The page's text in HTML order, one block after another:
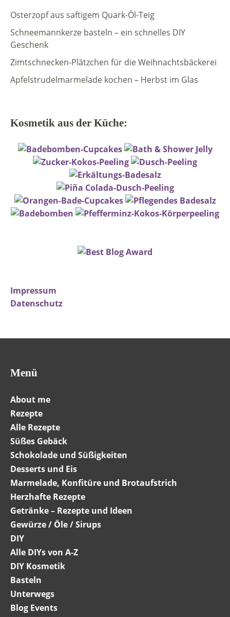
Osterzopf aus saftigem Quark-Öl-Teig
Schneemannkerze basteln – ein schnelles DIY
Geschenk
Zimtschnecken-Plätzchen für die Weihnachtsbäckerei
Apfelstrudelmarmelade kochen – Herbst im Glas
Kosmetik aus der Küche:
Impressum
Datenschutz
Menü
About me
Rezepte
Alle Rezepte
Süßes Gebäck
Schokolade und Süßigkeiten
Desserts und Eis
Marmelade, Konfitüre und Brotaufstrich
Herzhafte Rezepte
Getränke – Rezepte und Ideen
Gewürze / Öle / Sirups
DIY
Alle DIYs von A-Z
DIY Kosmetik
Basteln
Unterwegs
Blog Events